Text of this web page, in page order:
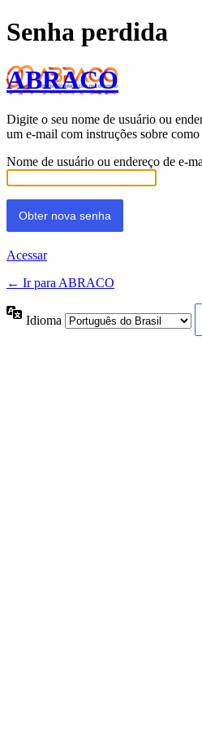
Senha perdida
ABRACO
Digite o seu nome de usuário ou
um e-mail com instruções sobre
Nome de usuário ou endereço de e-
Acessar
← Ir para ABRACO
Idioma